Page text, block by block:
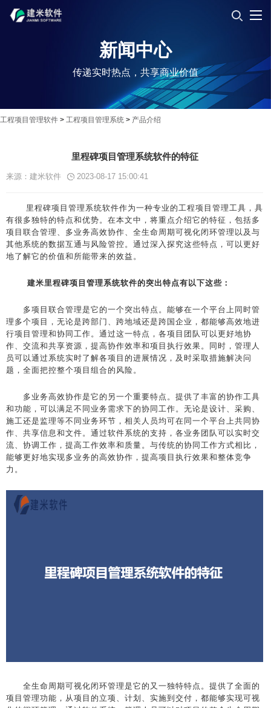
新闻中心
传递实时热点，共享商业价值
工程项目管理软件 > 工程项目管理系统 > 产品介绍
里程碑项目管理系统软件的特征
来源：建米软件 2023-08-17 15:00:41
里程碑项目管理系统软件作为一种专业的工程项目管理工具，具
有很多独特的特点和优势。在本文中，将重点介绍它的特征，包括多
项目联合管理、多业务高效协作、全生命周期可视化闭环管理以及与
其他系统的数据互通与风险管控。通过深入探究这些特点，可以更好
地了解它的价值和所能带来的效益。
建米里程碑项目管理系统软件的突出特点有以下这些：
多项目联合管理是它的一个突出特点。能够在一个平台上同时管
理多个项目，无论是跨部门、跨地域还是跨国企业，都能够高效地进
行项目管理和协同工作。通过这一特点，各项目团队可以更好地协
作、交流和共享资源，提高协作效率和项目执行效果。同时，管理人
员可以通过系统实时了解各项目的进展情况，及时采取措施解决问
题，全面把控整个项目组合的风险。
多业务高效协作是它的另一个重要特点。提供了丰富的协作工具
和功能，可以满足不同业务需求下的协同工作。无论是设计、采购、
施工还是监理等不同业务环节，相关人员均可在同一个平台上共同协
作、共享信息和文件。通过软件系统的支持，各业务团队可以实时交
流、协调工作，提高工作效率和质量。与传统的协同工作方式相比，
能够更好地实现多业务的高效协作，提高项目执行效果和整体竞争
力。
全生命周期可视化闭环管理是它的又一独特特点。提供了全面的
项目管理功能，从项目的立项、计划、实施到交付，都能够实现可视